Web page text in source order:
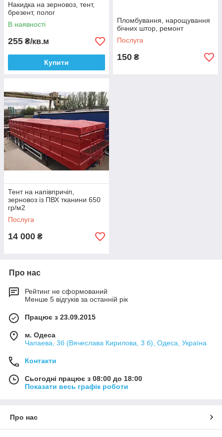
Накидка на зерновоз, тент,
брезент, полог
В наявності
255 ₴/кв.м
Купити
Пломбування, нарощування
бічних штор, ремонт
Послуга
150 ₴
Тент на напівпричіп,
зерновоз із ПВХ тканини 650
гр/м2
Послуга
14 000 ₴
Про нас
Рейтинг не сформований
Менше 5 відгуків за останній рік
Працює з 23.09.2015
м. Одеса
Чапаева, 3б (Вячеслава Кирилова, 3 б), Одеса, Україна
Контакти
Сьогодні працює з 08:00 до 18:00
Показати весь графік роботи
Про нас